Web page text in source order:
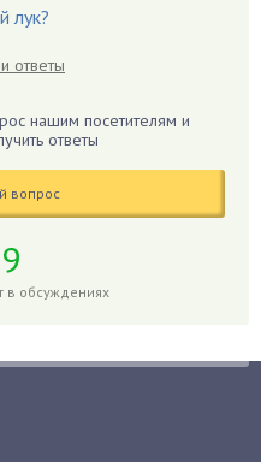
лук?
ответы
нашим посетителям и
ответы
вопрос
в обсуждениях